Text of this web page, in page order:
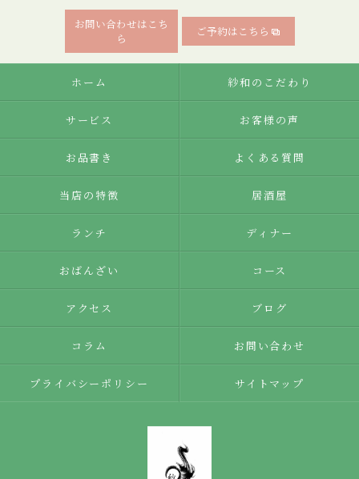
お問い合わせはこち
ら
ご予約はこちら
ホーム 紗和のこだわり
サービス お客様の声
お品書き よくある質問
当店の特徴 居酒屋
ランチ ディナー
おばんざい コース
アクセス ブログ
コラム お問い合わせ
プライバシーポリシー サイトマップ